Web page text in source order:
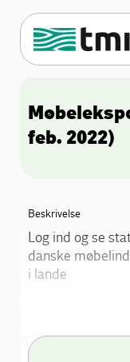
feb. 2022)
Beskrivelse
Log ind og se
danske
i lande